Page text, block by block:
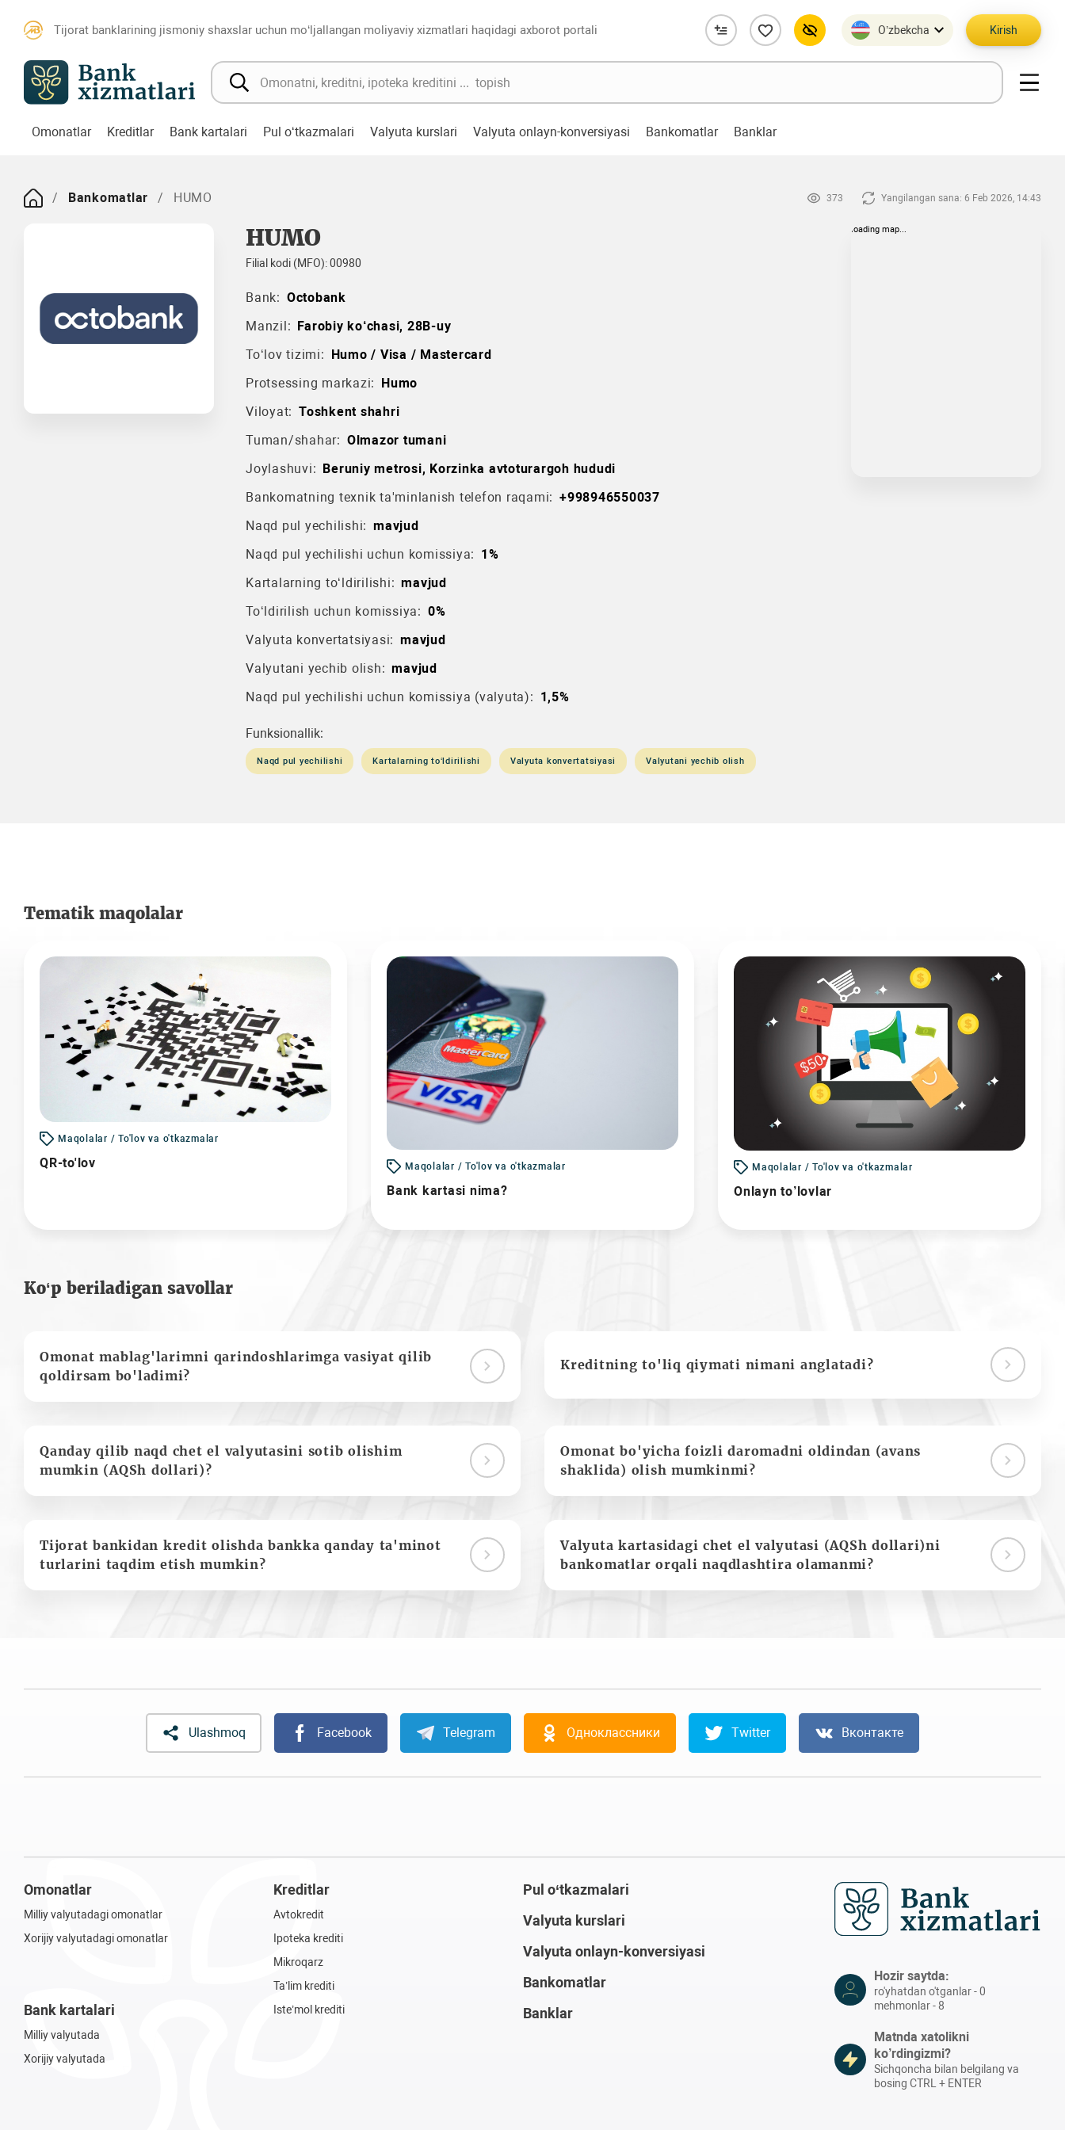
Tijorat banklarining jismoniy shaxslar uchun mo‘ljallangan moliyaviy xizmatlari haqidagi axborot portali O’zbekcha Kirish
Omonatlar Kreditlar Bank kartalari Pul o‘tkazmalari Valyuta kurslari Valyuta onlayn-konversiyasi Bankomatlar Banklar
Bankomatlar HUMO 373 Yangilangan sana: 6 Feb 2026, 14:43
HUMO
Filial kodi (MFO): 00980
Bank: Octobank
Manzil: Farobiy ko‘chasi, 28B-uy
To‘lov tizimi: Humo / Visa / Mastercard
Protsessing markazi: Humo
Viloyat: Toshkent shahri
Tuman/shahar: Olmazor tumani
Joylashuvi: Beruniy metrosi, Korzinka avtoturargoh hududi
Bankomatning texnik ta'minlanish telefon raqami: +998946550037
Naqd pul yechilishi: mavjud
Naqd pul yechilishi uchun komissiya: 1%
Kartalarning to‘ldirilishi: mavjud
To‘ldirilish uchun komissiya: 0%
Valyuta konvertatsiyasi: mavjud
Valyutani yechib olish: mavjud
Naqd pul yechilishi uchun komissiya (valyuta): 1,5%
Funksionallik:
Naqd pul yechilishi Kartalarning to‘ldirilishi Valyuta konvertatsiyasi Valyutani yechib olish
loading map...
Tematik maqolalar
Maqolalar / To'lov va o'tkazmalar
QR-to'lov Maqolalar / To'lov va o'tkazmalar
Bank kartasi nima?
Maqolalar / To'lov va o'tkazmalar
Onlayn to’lovlar
Ko‘p beriladigan savollar
Omonat mablag'larimni qarindoshlarimga vasiyat qilib
qoldirsam bo'ladimi?
Kreditning to'liq qiymati nimani anglatadi?
Qanday qilib naqd chet el valyutasini sotib olishim
mumkin (AQSh dollari)?
Omonat bo'yicha foizli daromadni oldindan (avans
shaklida) olish mumkinmi?
Tijorat bankidan kredit olishda bankka qanday ta'minot
turlarini taqdim etish mumkin?
Valyuta kartasidagi chet el valyutasi (AQSh dollari)ni
bankomatlar orqali naqdlashtira olamanmi?
Ulashmoq Facebook Telegram Одноклассники Twitter Вконтакте
Omonatlar
Milliy valyutadagi omonatlar
Xorijiy valyutadagi omonatlar
Bank kartalari
Milliy valyutada
Xorijiy valyutada
Kreditlar
Avtokredit
Ipoteka krediti
Mikroqarz
Ta’lim krediti
Iste’mol krediti
Pul o‘tkazmalari
Valyuta kurslari
Valyuta onlayn-konversiyasi
Bankomatlar
Banklar
Hozir saytda:
ro'yhatdan o'tganlar - 0
mehmonlar - 8
Matnda xatolikni
ko’rdingizmi?
Sichqoncha bilan belgilang va
bosing CTRL + ENTER